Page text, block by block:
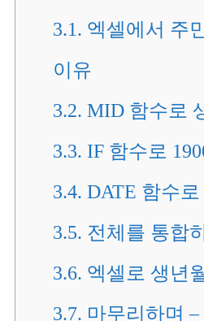
3.1. 엑셀에서 주
이유
3.2. MID 함수로
3.3. IF 함수로
3.4. DATE 함수로
3.5. 전체를 통합
3.6. 엑셀로 생년
3.7. 마무리하며